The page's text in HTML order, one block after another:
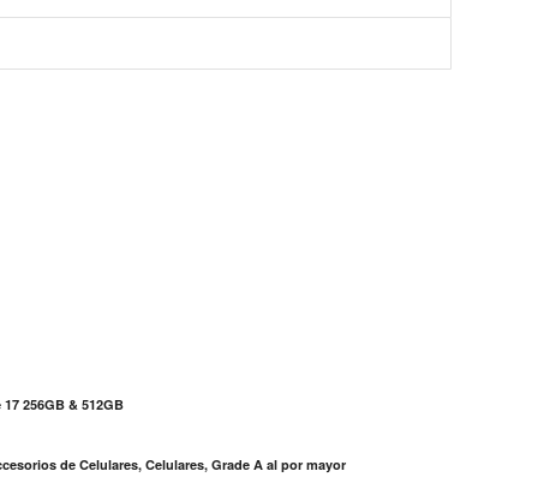
256GB & 512GB
de Celulares, Celulares, Grade A al por mayor